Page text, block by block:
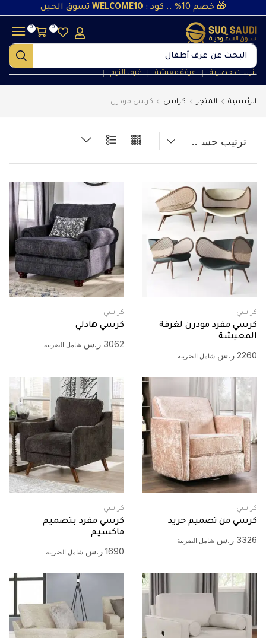
🎁 خصم 10% .. كود : WELCOME10 تسوق الحين
البحث عن غرف نوم
تنزيلات حصرية ❘ غرفة معيشة ❘ غرف النوم ❘
0
0
الرئيسية المتجر كراسي كرسي مودرن
كراسي
كرسي مفرد مودرن لغرفة
المعيشة
2260 ر.س شامل الضريبة
كراسي
كرسي هادلي
3062 ر.س شامل الضريبة
كراسي
كرسي من تصميم حريد
3326 ر.س شامل الضريبة
كراسي
كرسي مفرد بتصميم
ماكسيم
1690 ر.س شامل الضريبة